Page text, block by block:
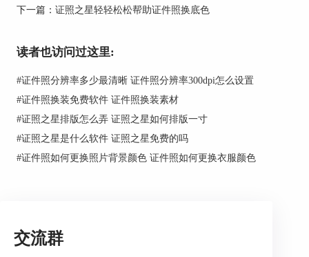
这样，我们就可以使用2寸证件照模板进行裁切
了，点击“照片裁剪”，然后根据需要选择自动裁剪
下一篇： 证照之星轻轻松松帮助证件照换底色
读者也访问过这里:
#证件照分辨率多少最清晰 证件照分辨率300dpi怎么设置
#证件照换装免费软件 证件照换装素材
#证照之星排版怎么弄 证照之星如何排版一寸
#证照之星是什么软件 证照之星免费的吗
#证件照如何更换照片背景颜色 证件照如何更换衣服颜色
交流群